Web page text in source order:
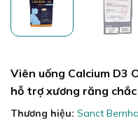
Viên uống Calcium D3
hỗ trợ xương răng
Thương hiệu: Sanct